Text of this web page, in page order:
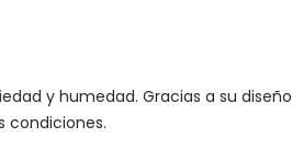
y humedad. Gracias a su diseño
condiciones.